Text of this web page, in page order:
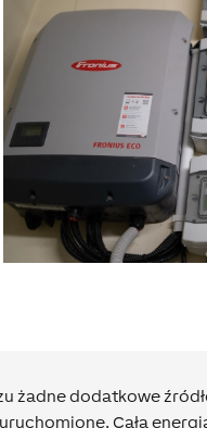
żadne dodatkowe
Cała